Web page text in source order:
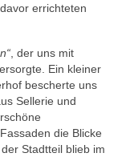
errichteten
, der uns mit
Ein kleiner
bescherte uns
Sellerie und
die Blicke
Stadtteil blieb im